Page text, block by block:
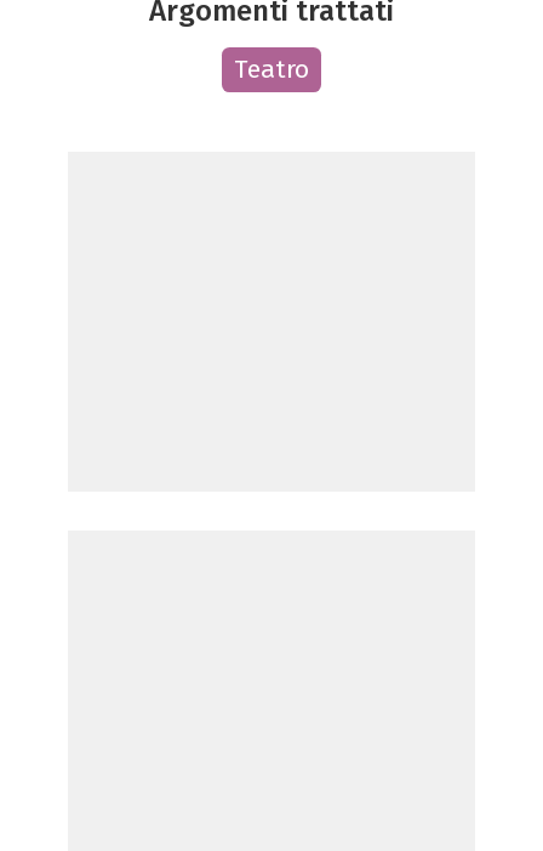
Argomenti trattati
Teatro